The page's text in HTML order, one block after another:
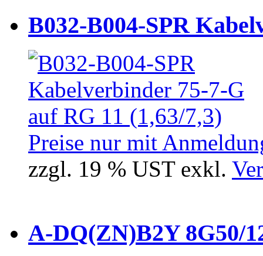
B032-B004-SPR
Preise nur mit
zzgl. 19 % UST exkl.
A-DQ(ZN)B2Y 8G50/